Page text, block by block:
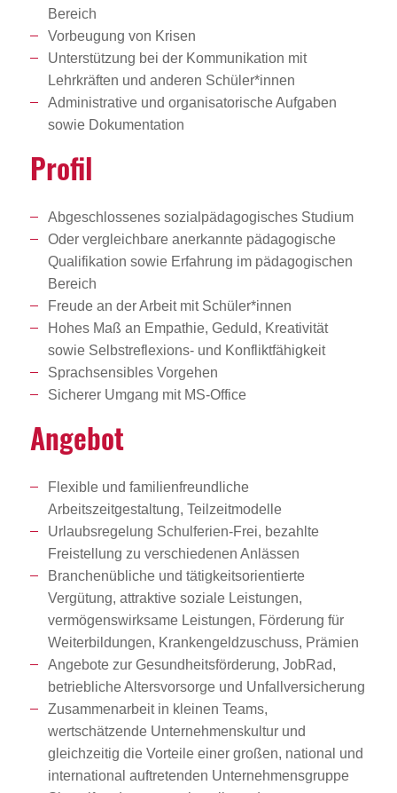
Bereich
Vorbeugung von Krisen
Unterstützung bei der Kommunikation mit
Lehrkräften und anderen Schüler*innen
Administrative und organisatorische Aufgaben
sowie Dokumentation
Profil
Abgeschlossenes sozialpädagogisches Studium
Oder vergleichbare anerkannte pädagogische
Qualifikation sowie Erfahrung im pädagogischen
Bereich
Freude an der Arbeit mit Schüler*innen
Hohes Maß an Empathie, Geduld, Kreativität
sowie Selbstreflexions- und Konfliktfähigkeit
Sprachsensibles Vorgehen
Sicherer Umgang mit MS-Office
Angebot
Flexible und familienfreundliche
Arbeitszeitgestaltung, Teilzeitmodelle
Urlaubsregelung Schulferien-Frei, bezahlte
Freistellung zu verschiedenen Anlässen
Branchenübliche und tätigkeitsorientierte
Vergütung, attraktive soziale Leistungen,
vermögenswirksame Leistungen, Förderung für
Weiterbildungen, Krankengeldzuschuss, Prämien
Angebote zur Gesundheitsförderung, JobRad,
betriebliche Altersvorsorge und Unfallversicherung
Zusammenarbeit in kleinen Teams,
wertschätzende Unternehmenskultur und
gleichzeitig die Vorteile einer großen, national und
international auftretenden Unternehmensgruppe